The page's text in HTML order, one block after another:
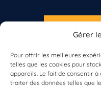
Gérer
Pour offrir les meilleures
telles que les cookies pour
appareils. Le fait de consentir
traiter des données telles que